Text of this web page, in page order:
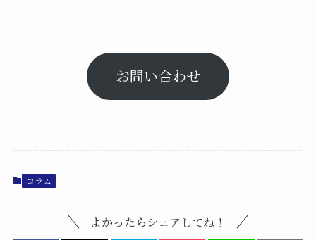
お問い合わせ
コラム
よかったらシェアしてね！